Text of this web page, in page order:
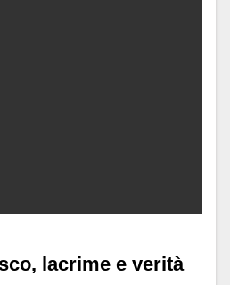
lacrime e verità